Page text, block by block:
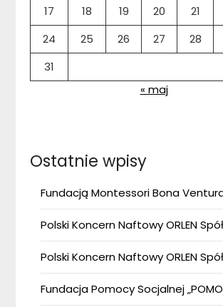
17
18 19 20 21
24
25 26 27 28
31
« maj
Ostatnie wpisy
Fundacją Montessori Bona
Polski Koncern Naftowy ORLEN
Polski Koncern Naftowy ORLEN
Fundacja Pomocy Socjalnej